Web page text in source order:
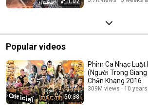
Popular videos
50:38
Phim Ca Nhạc Luật
(Người Trong
Chấn Khang 2016
309M views 10